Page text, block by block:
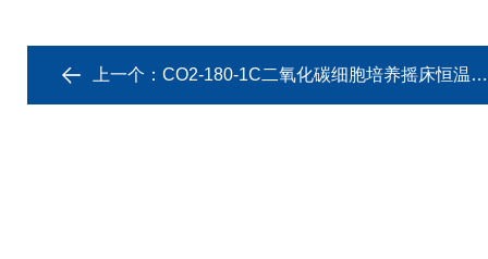
上一个： CO2-180-1C二氧化碳细胞培养摇床恒温振荡器